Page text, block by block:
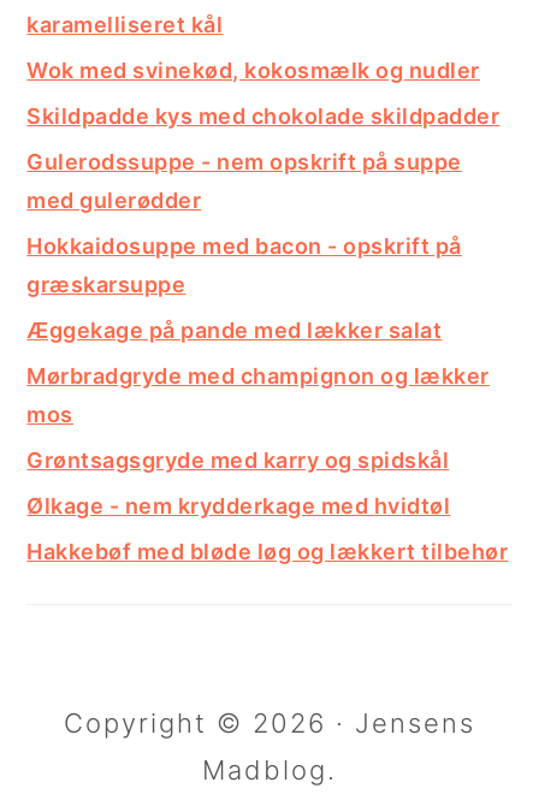
karamelliseret kål
Wok med svinekød, kokosmælk og nudler
Skildpadde kys med chokolade skildpadder
Gulerodssuppe - nem opskrift på suppe
med gulerødder
Hokkaidosuppe med bacon - opskrift på
græskarsuppe
Æggekage på pande med lækker salat
Mørbradgryde med champignon og lækker
mos
Grøntsagsgryde med karry og spidskål
Ølkage - nem krydderkage med hvidtøl
Hakkebøf med bløde løg og lækkert tilbehør
Copyright © 2026 · Jensens
Madblog.